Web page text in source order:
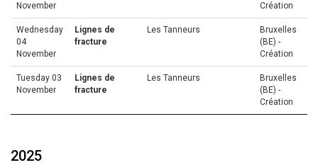
November
Création
Wednesday
04
November
Lignes de
fracture
Les Tanneurs
Bruxelles
(BE) -
Création
Tuesday 03
November
Lignes de
fracture
Les Tanneurs
Bruxelles
(BE) -
Création
2025